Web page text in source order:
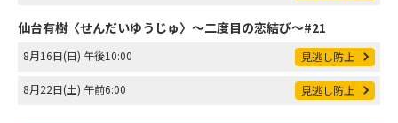
仙台有樹〈せんだいゆうじゅ〉～二度目の恋結び～#21
8月16日(日) 午後10:00 見逃し防止
8月22日(土) 午前6:00 見逃し防止